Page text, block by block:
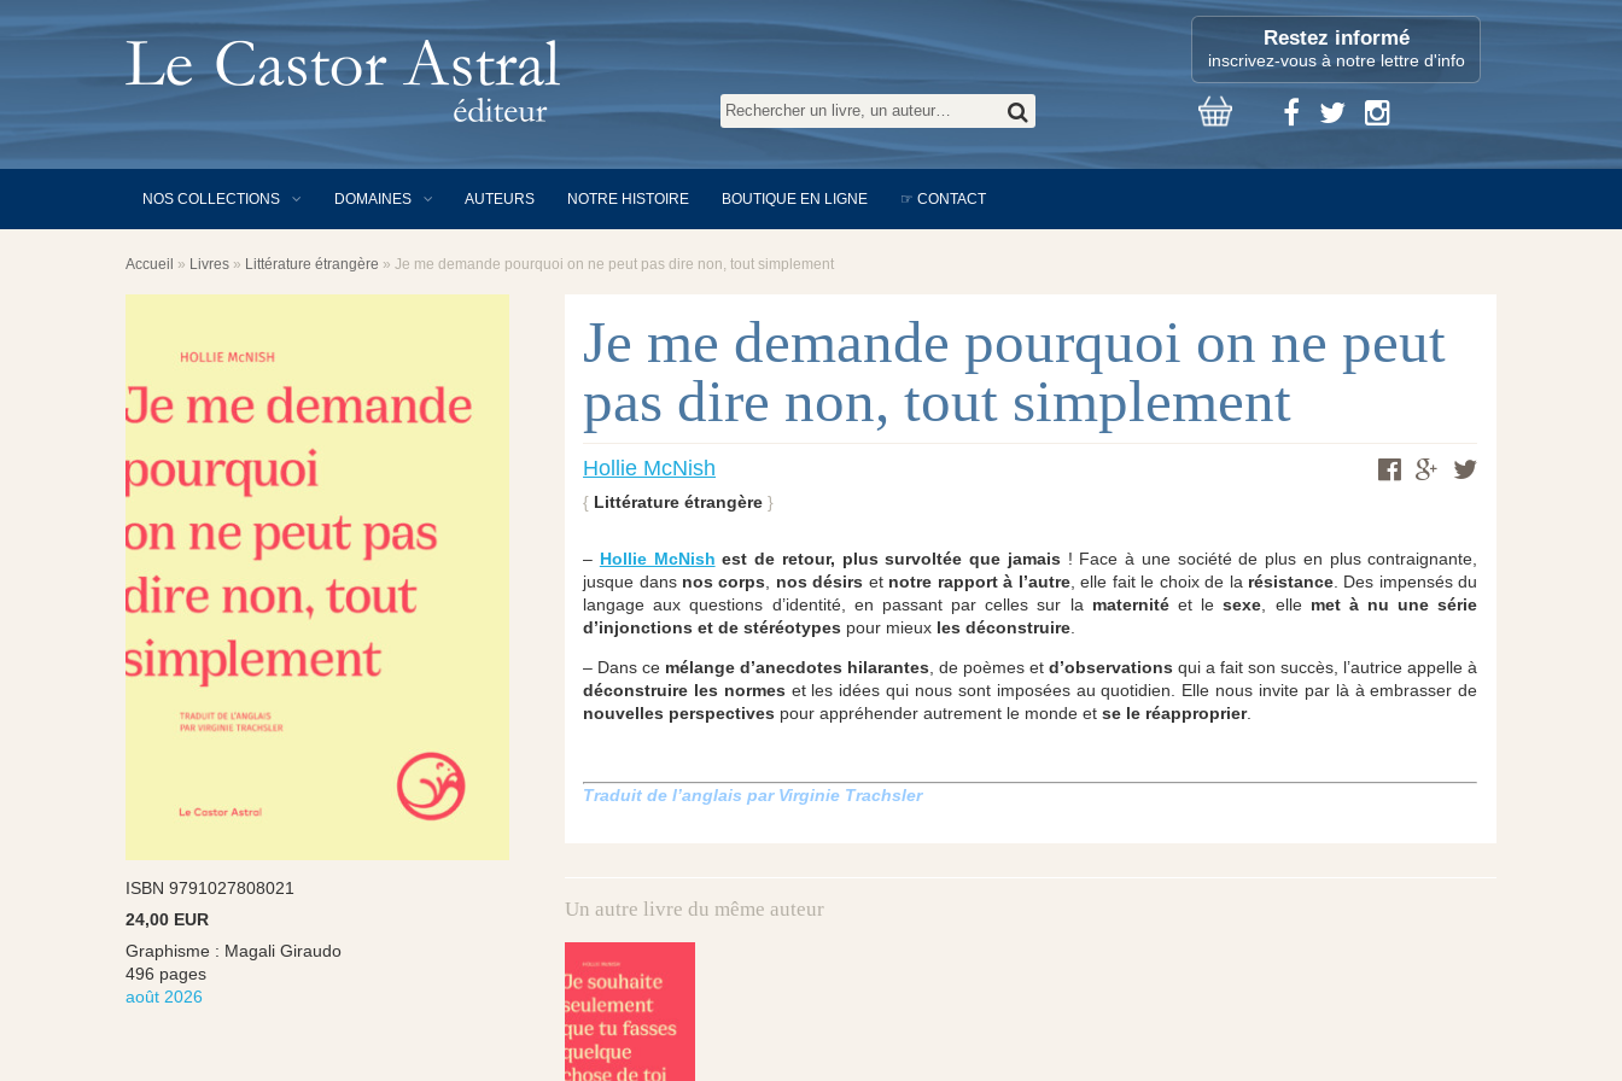
Restez informé
inscrivez-vous à notre lettre d'info
NOS COLLECTIONS DOMAINES AUTEURS NOTRE HISTOIRE BOUTIQUE EN LIGNE ☞ CONTACT
Accueil » Livres » Littérature étrangère »Je me demande pourquoi on ne peut pas dire non, tout simplement
ISBN 9791027808021
24,00 EUR
Graphisme : Magali Giraudo
496 pages
août 2026
Je me demande pourquoi on ne peut
pas dire non, tout simplement
Hollie McNish
Littérature étrangère
– Hollie McNish est de retour, plus survoltée que jamais ! Face à une société de plus en plus contraignante,
jusque dans nos corps nos désirs et notre rapport à l’autre, elle fait le choix de la résistance . Des impensés du
langage aux questions d’identité, en passant par celles sur la maternitéet lesexe , elle met à nu une série
d’injonctions et de stéréotypes pour mieux les déconstruire
– Dans ce mélange d’anecdotes hilarantes , de poèmes etd’observations qui a fait son succès, l’autrice appelle à
déconstruire les normes et les idées qui nous sont imposées au quotidien. Elle nous invite par là à embrasser de
nouvelles perspectives pour appréhender autrement le monde etse le réapproprier.
Traduit de l’anglais par Virginie Trachsler
Un autre livre du même auteur